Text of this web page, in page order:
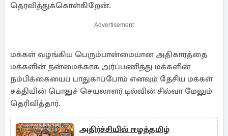
தெரவித்துக்கொள்கிறேன்.
Advertisement
மக்கள் வழங்கிய பெரும்பான்மையான அதிகாரத்தை
மக்களின் நன்மைக்காக அர்ப்பணித்து மக்களின்
நம்பிக்கையைப் பாதுகாப்போம் எனவும் தேசிய மக்கள்
சக்தியின் பொதுச் செயலாளர் டில்வின் சில்வா மேலும்
தெரிவித்தார்.
அதிர்ச்சியில் ஈழத்தமிழ்